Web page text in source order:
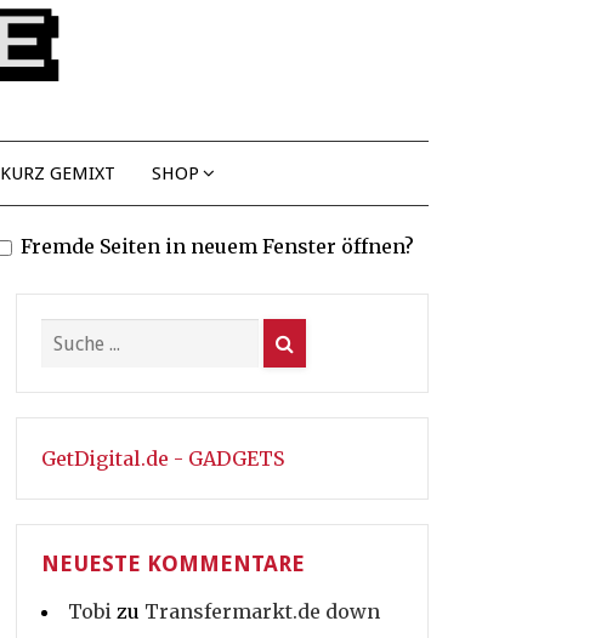
KURZ GEMIXT SHOP
Fremde Seiten in neuem Fenster öffnen?
GetDigital.de - GADGETS
NEUESTE KOMMENTARE
Tobi zu Transfermarkt.de down